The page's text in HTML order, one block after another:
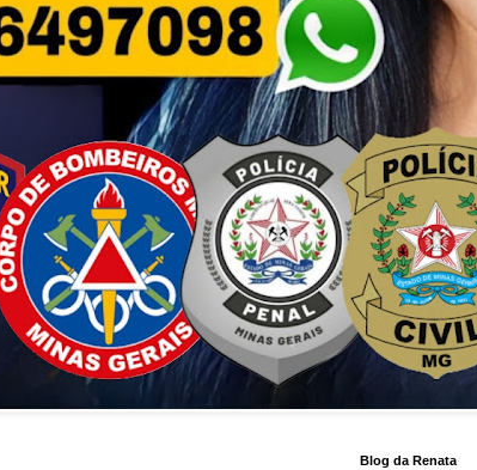
Blog da Renata